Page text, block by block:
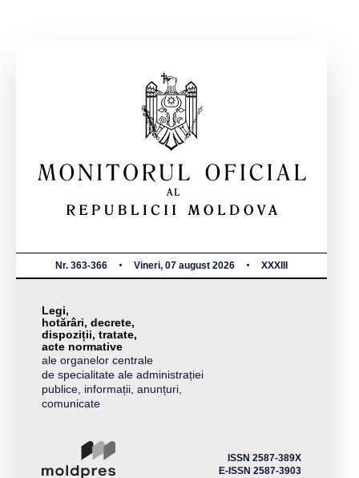
Nr. 363-366 Vineri, 07 august 2026 XXXIII
Legi,
hotărâri, decrete,
dispoziții, tratate,
acte normative
ale organelor centrale
de specialitate ale administrației
publice, informații, anunțuri,
comunicate
ISSN 2587-389X
E-ISSN 2587-3903